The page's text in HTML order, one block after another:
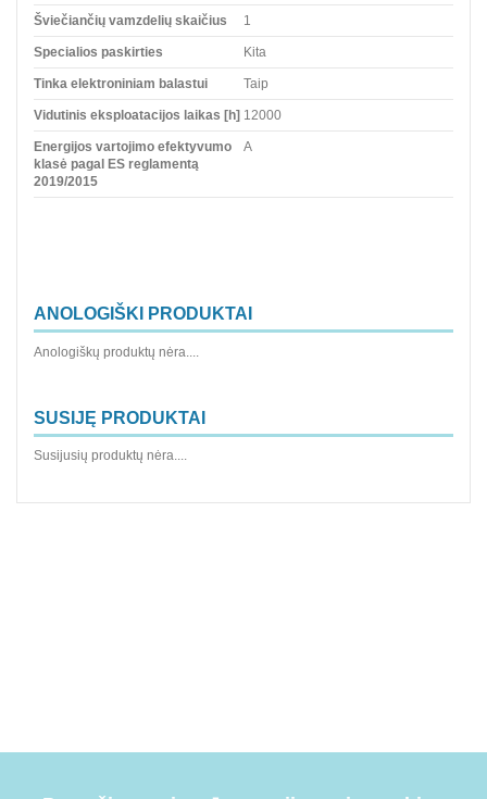
Šviečiančių vamzdelių skaičius 1
Specialios paskirties Kita
Tinka elektroniniam balastui Taip
Vidutinis eksploatacijos laikas [h] 12000
Energijos vartojimo efektyvumo
klasė pagal ES reglamentą
2019/2015
A
ANOLOGIŠKI PRODUKTAI
Anologiškų produktų nėra....
SUSIJĘ PRODUKTAI
Susijusių produktų nėra....